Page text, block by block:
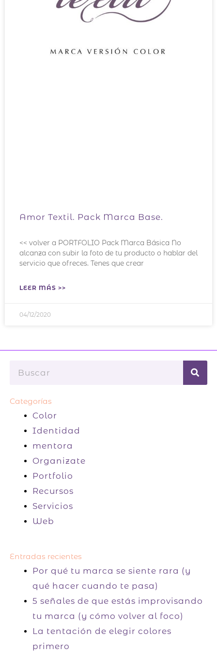
Amor Textil. Pack Marca Base.
<< volver a PORTFOLIO Pack Marca Básica No
alcanza con subir la foto de tu producto o hablar del
servicio que ofreces. Tenes que crear
LEER MÁS >>
04/12/2020
Buscar
Categorías
Color
Identidad
mentora
Organizate
Portfolio
Recursos
Servicios
Web
Entradas recientes
Por qué tu marca se siente rara (y
qué hacer cuando te pasa)
5 señales de que estás improvisando
tu marca (y cómo volver al foco)
La tentación de elegir colores
primero